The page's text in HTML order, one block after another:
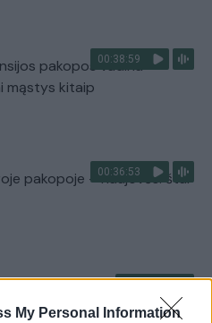
My Personal Information
00:38:59
pakopos vadina
mąstys kitaip
00:36:53
pakopoje – naujovės: štai